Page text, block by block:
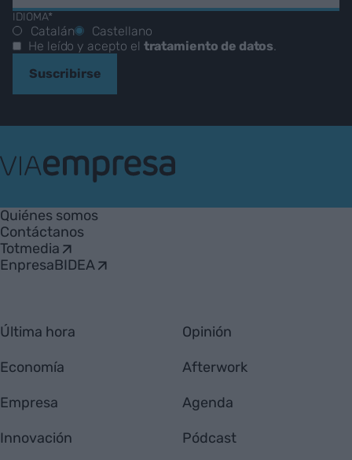
IDIOMA*
Catalán
Castellano
He leído y acepto el tratamiento de datos.
Suscribirse
Empresa
Quiénes somos
Contáctanos
Totmedia
EnpresaBIDEA
Última hora
Economía
Empresa
Innovación
Opinión
Afterwork
Agenda
Pódcast